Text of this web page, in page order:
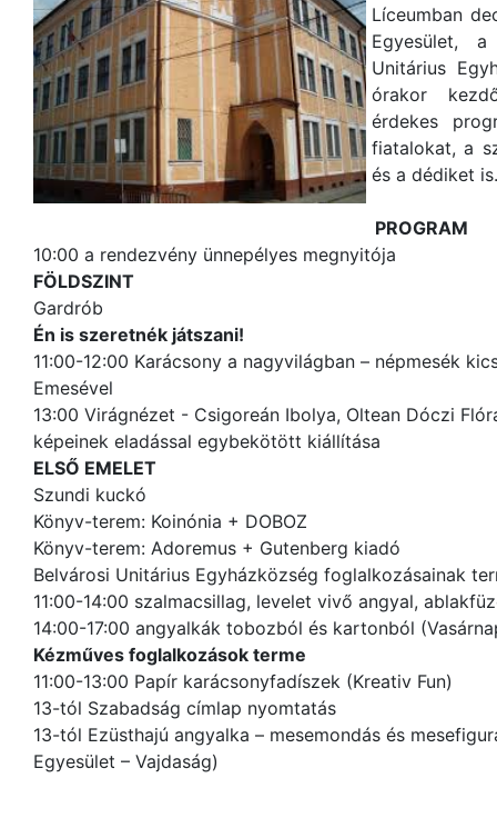
Líceumban
Egyesület,
Unitárius
órakor
érdekes
fiatalokat, a
és a dédiket is.
PROGRAM
10:00 a rendezvény ünnepélyes megnyitója
FÖLDSZINT
Gardrób
Én is szeretnék játszani!
11:00-12:00 Karácsony a nagyvilágban – népmesék
Emesével
13:00 Virágnézet - Csigoreán Ibolya, Oltean Dóczi
képeinek eladással egybekötött kiállítása
ELSŐ EMELET
Szundi kuckó
Könyv-terem: Koinónia + DOBOZ
Könyv-terem: Adoremus + Gutenberg kiadó
Belvárosi Unitárius Egyházközség foglalkozásainak
11:00-14:00 szalmacsillag, levelet vivő angyal,
14:00-17:00 angyalkák tobozból és kartonból
Kézműves foglalkozások terme
11:00-13:00 Papír karácsonyfadíszek (Kreativ Fun)
13-tól Szabadság címlap nyomtatás
13-tól Ezüsthajú angyalka – mesemondás és
Egyesület – Vajdaság)